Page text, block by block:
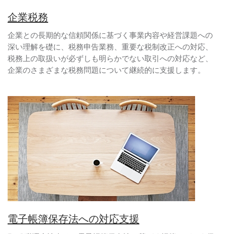
企業税務
企業との長期的な信頼関係に基づく事業内容や経営課題への
深い理解を礎に、税務申告業務、重要な税制改正への対応、
税務上の取扱いが必ずしも明らかでない取引への対応など、
企業のさまざまな税務問題について継続的に支援します。
電子帳簿保存法への対応支援